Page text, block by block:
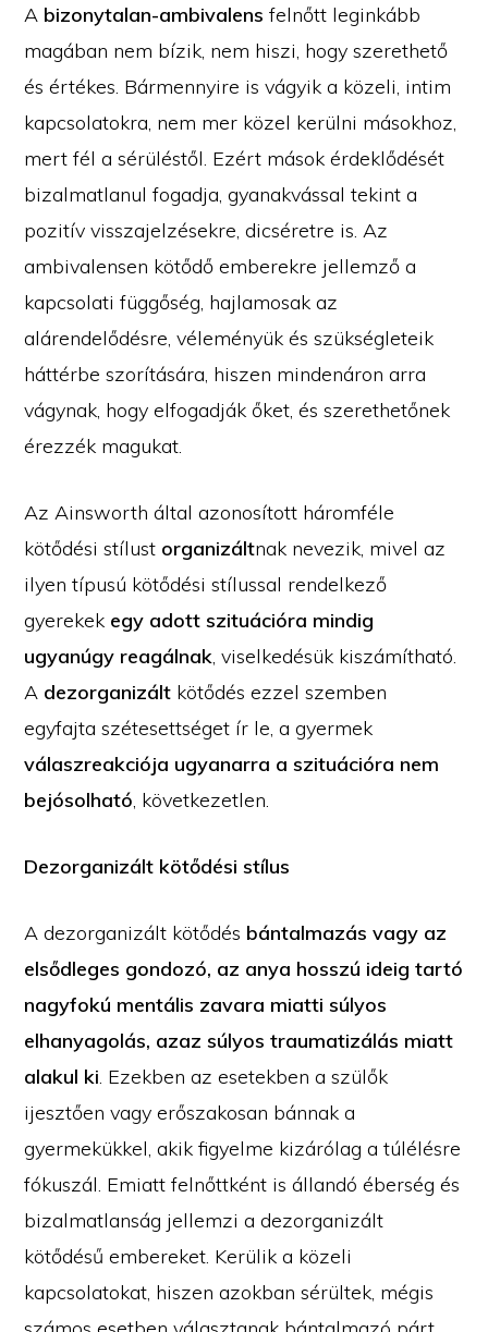
A bizonytalan-ambivalensfelnőtt leginkább
magában nem bízik, nem hiszi, hogy szerethető
és értékes. Bármennyire is vágyik a közeli, intim
kapcsolatokra, nem mer közel kerülni másokhoz,
mert fél a sérüléstől. Ezért mások érdeklődését
bizalmatlanul fogadja, gyanakvással tekint a
pozitív visszajelzésekre, dicséretre is. Az
ambivalensen kötődő emberekre jellemző a
kapcsolati függőség, hajlamosak az
alárendelődésre, véleményük és szükségleteik
háttérbe szorítására, hiszen mindenáron arra
vágynak, hogy elfogadják őket, és szerethetőnek
érezzék magukat.
Az Ainsworth által azonosított háromféle
kötődési stílust organizáltnak nevezik, mivel az
ilyen típusú kötődési stílussal rendelkező
gyerekek egy adott szituációra mindig
ugyanúgy reagálnak, viselkedésük kiszámítható.
A dezorganizált kötődés ezzel szemben
egyfajta szétesettséget ír le, a gyermek
válaszreakciója ugyanarra a szituációra nem
bejósolható, következetlen.
Dezorganizált kötődési stílus
A dezorganizált kötődés bántalmazás vagy az
elsődleges gondozó, az anya hosszú ideig tartó
nagyfokú mentális zavara miatti súlyos
elhanyagolás, azaz súlyos traumatizálás miatt
alakul ki. Ezekben az esetekben a szülők
ijesztően vagy erőszakosan bánnak a
gyermekükkel, akik figyelme kizárólag a túlélésre
fókuszál. Emiatt felnőttként is állandó éberség és
bizalmatlanság jellemzi a dezorganizált
kötődésű embereket. Kerülik a közeli
kapcsolatokat, hiszen azokban sérültek, mégis